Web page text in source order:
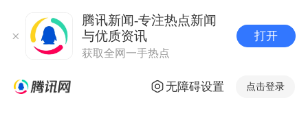
腾讯新闻-专注热点新闻
与优质资讯
获取全网一手热点
打开
无障碍设置 点击登录